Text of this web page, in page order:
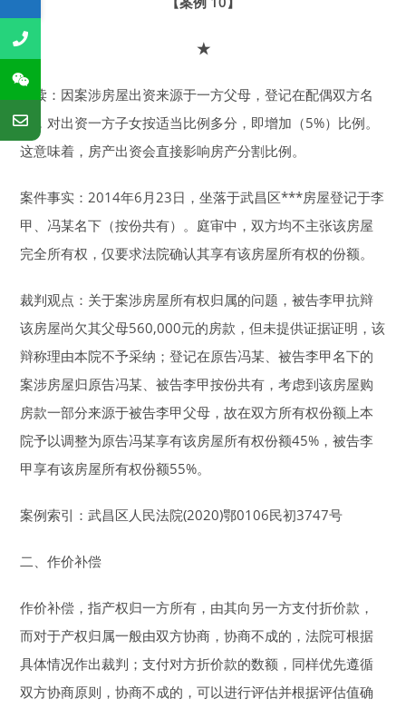
★
解读：因案涉房屋出资来源于一方父母，登记在配偶双方名
下，对出资一方子女按适当比例多分，即增加（5%）比例。
这意味着，房产出资会直接影响房产分割比例。
案件事实：2014年6月23日，坐落于武昌区***房屋登记于李
甲、冯某名下（按份共有）。庭审中，双方均不主张该房屋
完全所有权，仅要求法院确认其享有该房屋所有权的份额。
裁判观点：关于案涉房屋所有权归属的问题，被告李甲抗辩
该房屋尚欠其父母560,000元的房款，但未提供证据证明，该
辩称理由本院不予采纳；登记在原告冯某、被告李甲名下的
案涉房屋归原告冯某、被告李甲按份共有，考虑到该房屋购
房款一部分来源于被告李甲父母，故在双方所有权份额上本
院予以调整为原告冯某享有该房屋所有权份额45%，被告李
甲享有该房屋所有权份额55%。
案例索引：武昌区人民法院(2020)鄂0106民初3747号
二、作价补偿
作价补偿，指产权归一方所有，由其向另一方支付折价款，
而对于产权归属一般由双方协商，协商不成的，法院可根据
具体情况作出裁判；支付对方折价款的数额，同样优先遵循
双方协商原则，协商不成的，可以进行评估并根据评估值确